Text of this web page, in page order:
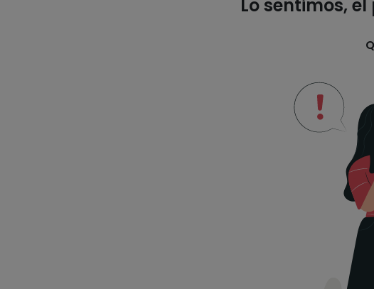
Lo sentimos,